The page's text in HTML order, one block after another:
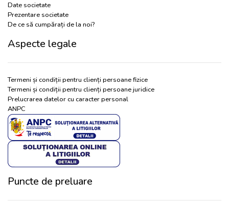
Date societate
Prezentare societate
De ce să cumpărați de la noi?
Aspecte legale
Termeni și condiții pentru clienți persoane fizice
Termeni și condiții pentru clienți persoane juridice
Prelucrarea datelor cu caracter personal
ANPC
Puncte de preluare